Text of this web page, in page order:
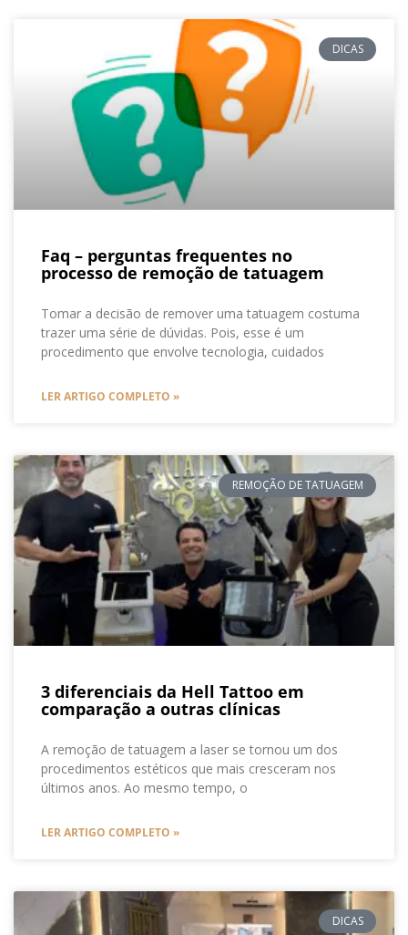
DICAS
Faq – perguntas frequentes no
processo de remoção de tatuagem
Tomar a decisão de remover uma tatuagem costuma
trazer uma série de dúvidas. Pois, esse é um
procedimento que envolve tecnologia, cuidados
LER ARTIGO COMPLETO »
REMOÇÃO DE TATUAGEM
3 diferenciais da Hell Tattoo em
comparação a outras clínicas
A remoção de tatuagem a laser se tornou um dos
procedimentos estéticos que mais cresceram nos
últimos anos. Ao mesmo tempo, o
LER ARTIGO COMPLETO »
DICAS